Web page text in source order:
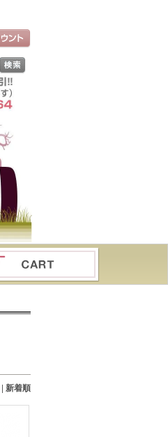
新着順